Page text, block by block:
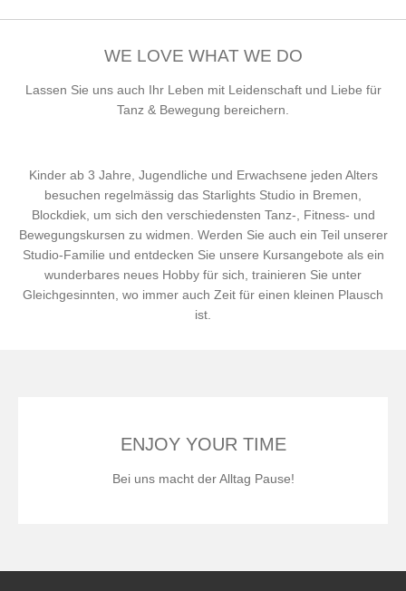
WE LOVE WHAT WE DO
Lassen Sie uns auch Ihr Leben mit Leidenschaft und Liebe für
Tanz & Bewegung bereichern.
Kinder ab 3 Jahre, Jugendliche und Erwachsene jeden Alters
besuchen regelmässig das Starlights Studio in Bremen,
Blockdiek, um sich den verschiedensten Tanz-, Fitness- und
Bewegungskursen zu widmen. Werden Sie auch ein Teil unserer
Studio-Familie und entdecken Sie unsere Kursangebote als ein
wunderbares neues Hobby für sich, trainieren Sie unter
Gleichgesinnten, wo immer auch Zeit für einen kleinen Plausch
ist.
ENJOY YOUR TIME
Bei uns macht der Alltag Pause!